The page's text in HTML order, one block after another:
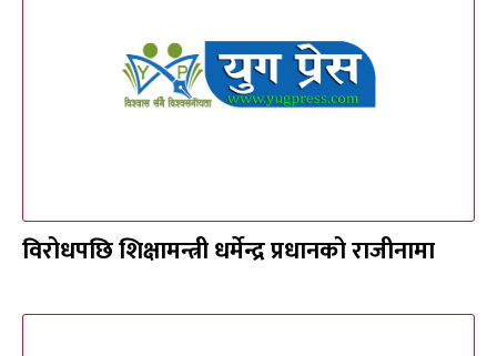
विरोधपछि शिक्षामन्त्री धर्मेन्द्र प्रधानको राजीनामा